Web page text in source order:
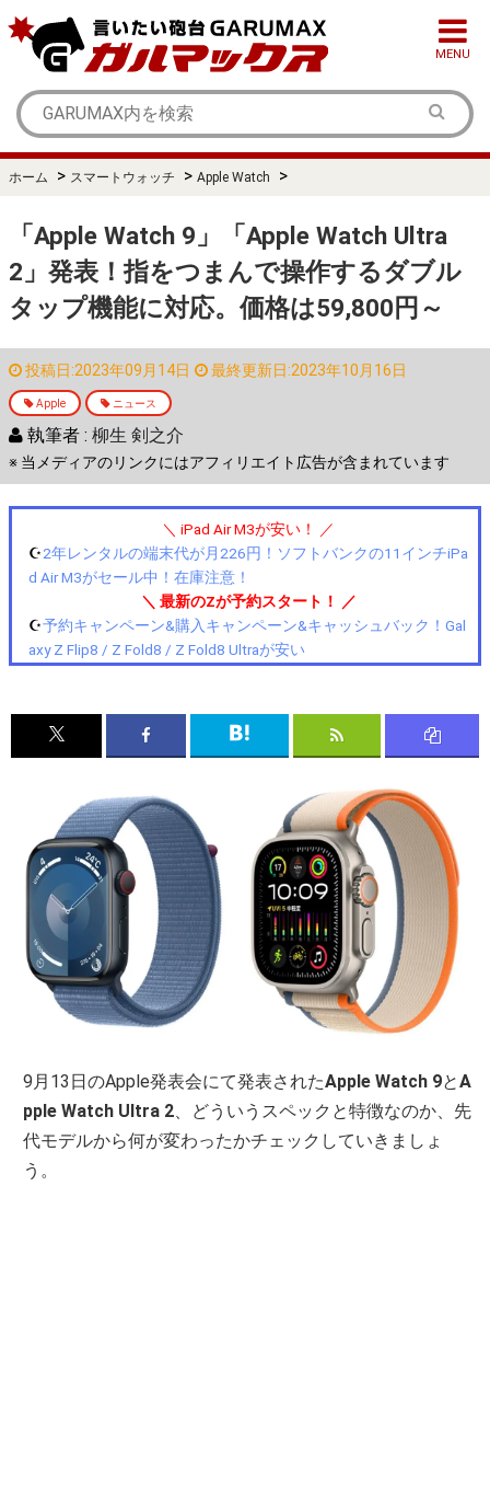
MENU
ホーム > スマートウォッチ > Apple Watch >
「Apple Watch 9」「Apple Watch Ultra
2」発表！指をつまんで操作するダブル
タップ機能に対応。価格は59,800円～
投稿日:2023年09月14日 最終更新日:2023年10月16日
Apple ニュース
執筆者 : 柳生 剣之介
※ 当メディアのリンクにはアフィリエイト広告が含まれています
＼ iPad Air M3が安い！ ／
☪️2年レンタルの端末代が月226円！ソフトバンクの11インチiPa
d Air M3がセール中！在庫注意！
＼ 最新のZが予約スタート！ ／
☪️予約キャンペーン&購入キャンペーン&キャッシュバック！Gal
axy Z Flip8 / Z Fold8 / Z Fold8 Ultraが安い
9月13日のApple発表会にて発表されたApple Watch 9とA
pple Watch Ultra 2、どういうスペックと特徴なのか、先
代モデルから何が変わったかチェックしていきましょ
う。